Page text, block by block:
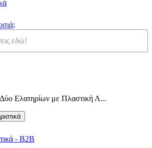
Ελατηρίων με Πλαστική Λ...
- B2B